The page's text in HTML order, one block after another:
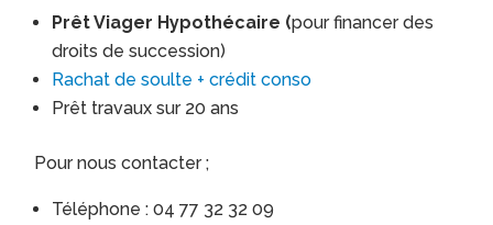
Prêt Viager Hypothécaire (pour financer des
droits de succession)
Rachat de soulte + crédit conso
Prêt travaux sur 20 ans
Pour nous contacter ;
Téléphone : 04 77 32 32 09